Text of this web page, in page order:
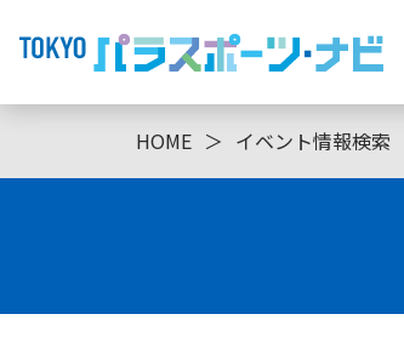
HOME ＞ イベント情報検索